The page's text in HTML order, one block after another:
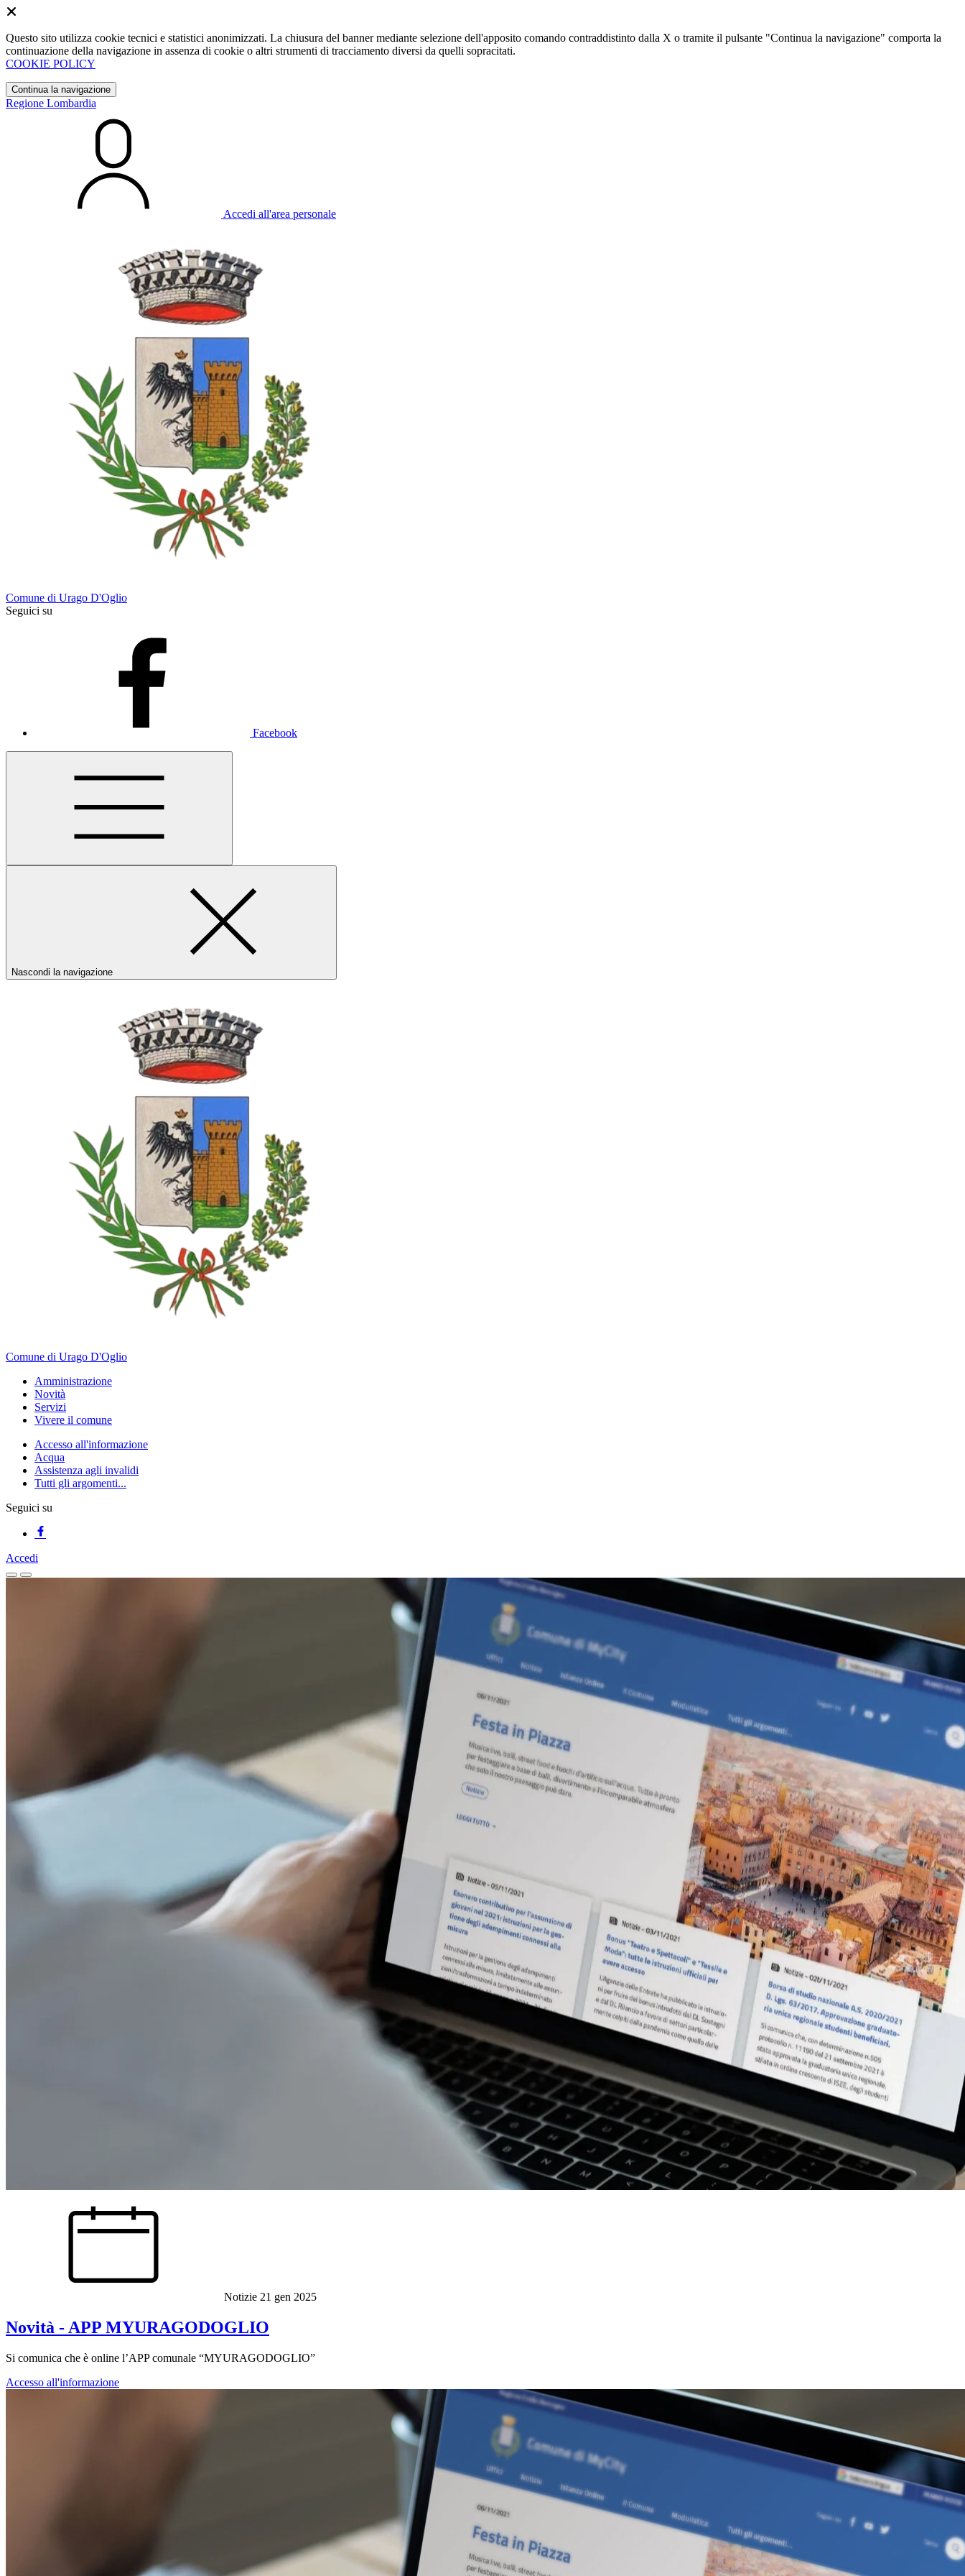
Questo sito utilizza cookie tecnici e statistici anonimizzati. La chiusura del banner mediante selezione dell'apposito comando contraddistinto dalla X o tramite il pulsante "Continua la navigazione" comporta la
continuazione della navigazione in assenza di cookie o altri strumenti di tracciamento diversi da quelli sopracitati.
COOKIE POLICY
Continua la navigazione
Regione Lombardia
Accedi all'area personale
Comune di Urago D'Oglio
Seguici su
Facebook
Nascondi la navigazione
Comune di Urago D'Oglio
Amministrazione
Novità
Servizi
Vivere il comune
Accesso all'informazione
Acqua
Assistenza agli invalidi
Tutti gli argomenti...
Seguici su
Accedi
Homepage
Notizie 21 gen 2025
Novità - APP MYURAGODOGLIO
Si comunica che è online l’APP comunale “MYURAGODOGLIO”
Accesso all'informazione